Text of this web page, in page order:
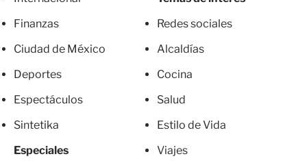
Finanzas
Ciudad de México
Deportes
Espectáculos
Sintetika
Especiales
Redes sociales
Alcaldías
Cocina
Salud
Estilo de Vida
Viajes